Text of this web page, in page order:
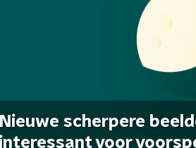
Nieuwe scherpere
interessant voor